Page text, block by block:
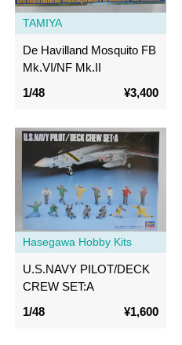
TAMIYA
De Havilland Mosquito FB
Mk.VI/NF Mk.II
1/48
¥3,400
Hasegawa Hobby Kits
U.S.NAVY PILOT/DECK
CREW SET:A
1/48
¥1,600